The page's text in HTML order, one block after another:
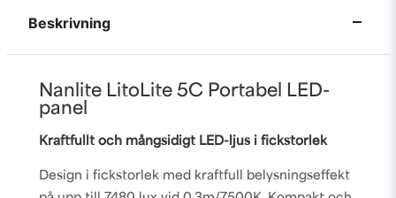
Beskrivning
Nanlite LitoLite 5C Portabel LED-
panel
Kraftfullt och mångsidigt LED-ljus i fickstorlek
Design i fickstorlek med kraftfull belysningseffekt